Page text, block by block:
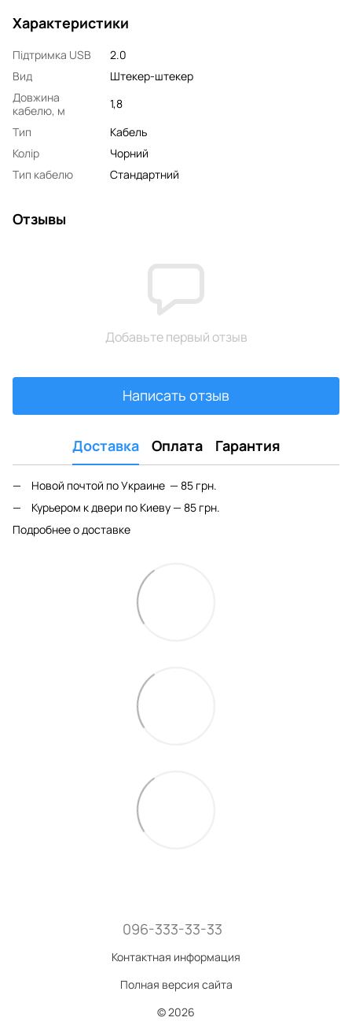
Характеристики
Підтримка USB
2.0
Вид
Штекер-штекер
Довжина
кабелю, м
1,8
Тип
Кабель
Колір
Чорний
Тип кабелю
Стандартний
Отзывы
Добавьте первый отзыв
Написать отзыв
Доставка Оплата Гарантия
Новой почтой по Украине — 85 грн.
Курьером к двери по Киеву — 85 грн.
Подробнее о доставке
096-333-33-33
Контактная информация
Полная версия сайта
© 2026